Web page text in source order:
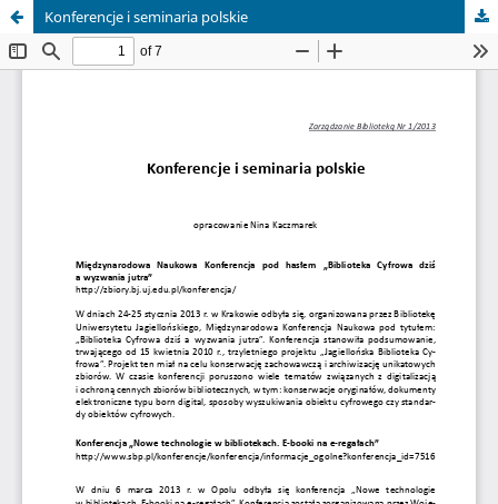
Konferencje i seminaria polskie